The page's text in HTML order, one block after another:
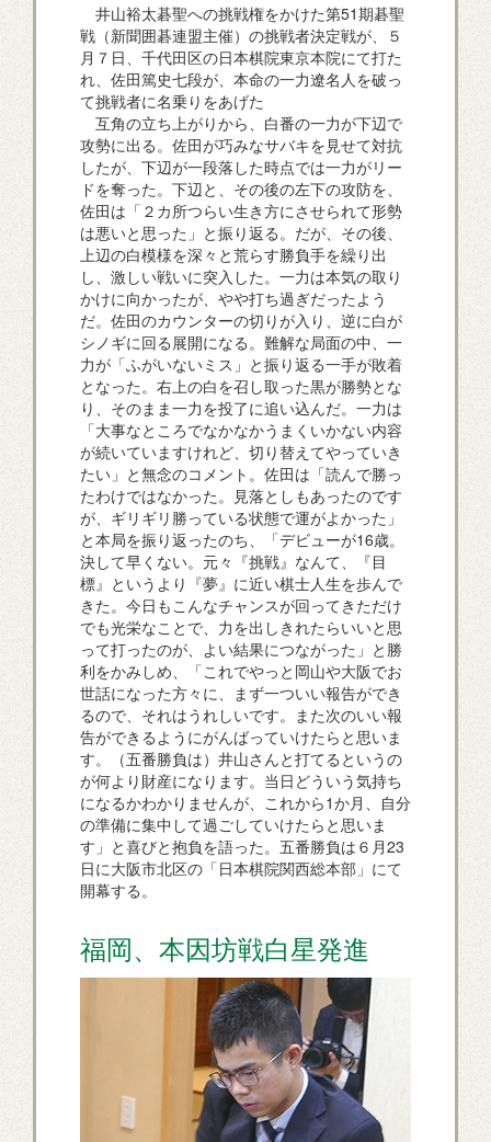
井山裕太碁聖への挑戦権をかけた第51期碁聖
戦（新聞囲碁連盟主催）の挑戦者決定戦が、５
月７日、千代田区の日本棋院東京本院にて打た
れ、佐田篤史七段が、本命の一力遼名人を破っ
て挑戦者に名乗りをあげた
互角の立ち上がりから、白番の一力が下辺で
攻勢に出る。佐田が巧みなサバキを見せて対抗
したが、下辺が一段落した時点では一力がリー
ドを奪った。下辺と、その後の左下の攻防を、
佐田は「２カ所つらい生き方にさせられて形勢
は悪いと思った」と振り返る。だが、その後、
上辺の白模様を深々と荒らす勝負手を繰り出
し、激しい戦いに突入した。一力は本気の取り
かけに向かったが、やや打ち過ぎだったよう
だ。佐田のカウンターの切りが入り、逆に白が
シノギに回る展開になる。難解な局面の中、一
力が「ふがいないミス」と振り返る一手が敗着
となった。右上の白を召し取った黒が勝勢とな
り、そのまま一力を投了に追い込んだ。一力は
「大事なところでなかなかうまくいかない内容
が続いていますけれど、切り替えてやっていき
たい」と無念のコメント。佐田は「読んで勝っ
たわけではなかった。見落としもあったのです
が、ギリギリ勝っている状態で運がよかった」
と本局を振り返ったのち、「デビューが16歳。
決して早くない。元々『挑戦』なんて、『目
標』というより『夢』に近い棋士人生を歩んで
きた。今日もこんなチャンスが回ってきただけ
でも光栄なことで、力を出しきれたらいいと思
って打ったのが、よい結果につながった」と勝
利をかみしめ、「これでやっと岡山や大阪でお
世話になった方々に、まず一ついい報告ができ
るので、それはうれしいです。また次のいい報
告ができるようにがんばっていけたらと思いま
す。（五番勝負は）井山さんと打てるというの
が何より財産になります。当日どういう気持ち
になるかわかりませんが、これから1か月、自分
の準備に集中して過ごしていけたらと思いま
す」と喜びと抱負を語った。五番勝負は６月23
日に大阪市北区の「日本棋院関西総本部」にて
開幕する。
福岡、本因坊戦白星発進